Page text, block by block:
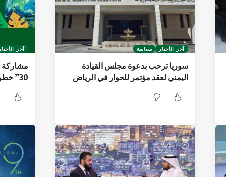
آخر الأخبار سياسة
سوريا ترحب بدعوة مجلس القيادة
اليمني لعقد مؤتمر للحوار في الرياض
آخر الأخبار
30” خطوة نوعية في تاريخها